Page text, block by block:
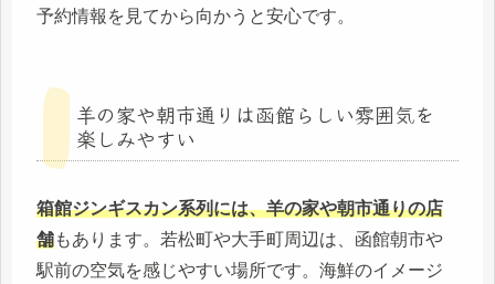
予約情報を見てから向かうと安心です。
羊の家や朝市通りは函館らしい雰囲気を
楽しみやすい
箱館ジンギスカン系列には、羊の家や朝市通りの店
舗もあります。若松町や大手町周辺は、函館朝市や
駅前の空気を感じやすい場所です。海鮮のイメージ